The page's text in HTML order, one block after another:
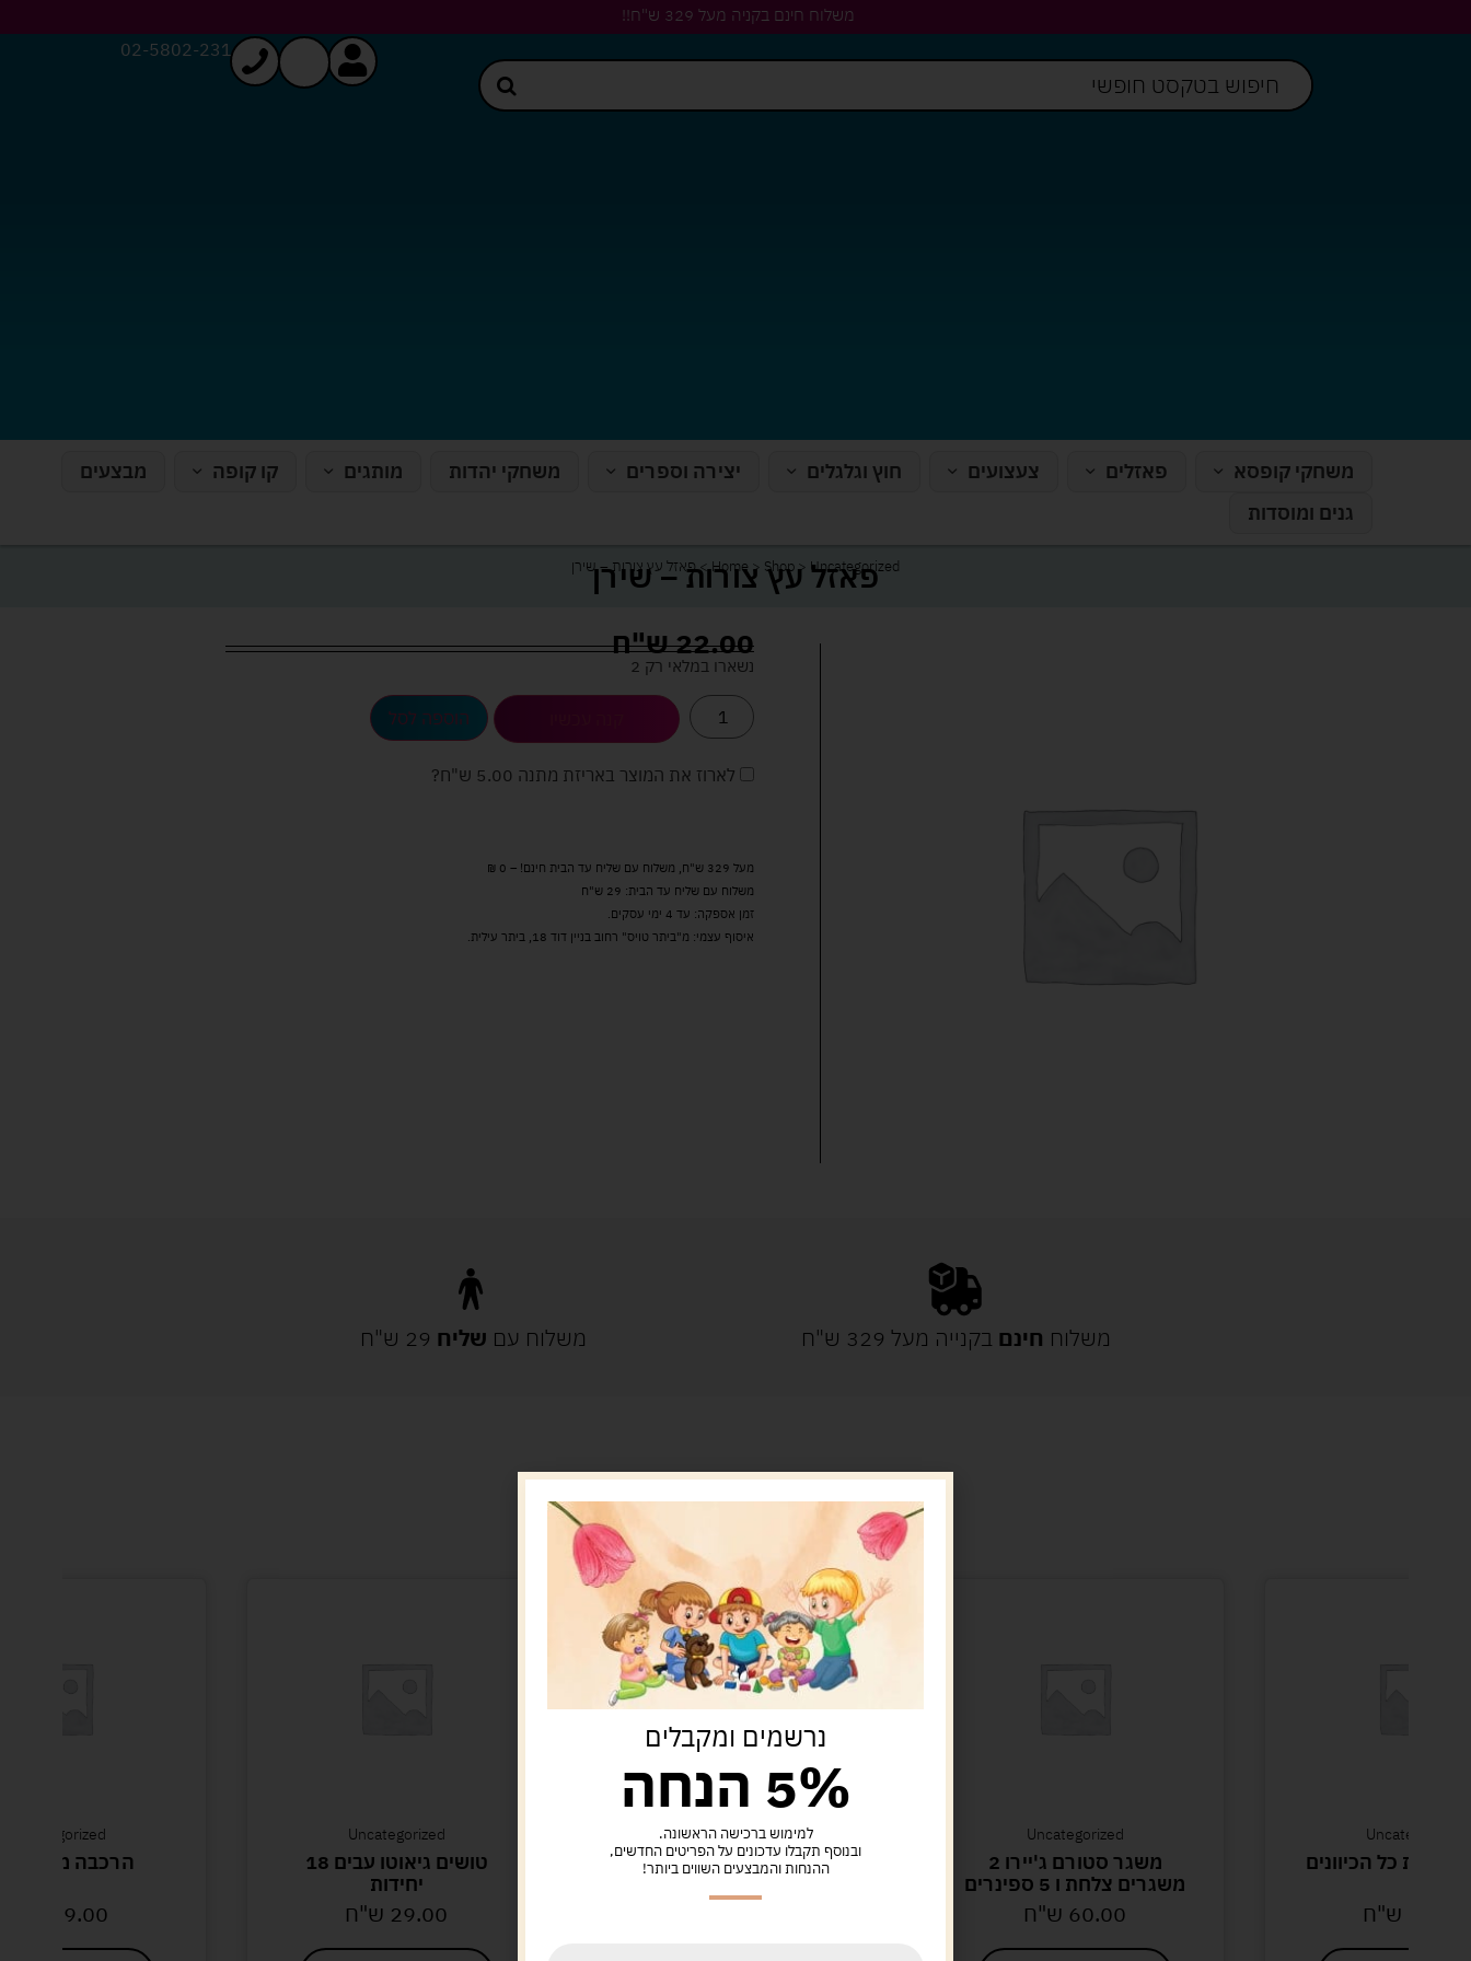
משלוח חינם בקניה מעל 329 ש"ח!!
02-5802-231
משחקי קופסא פאזלים צעצועים חוץ וגלגלים יצירה וספרים משחקי יהדות מותגים קו קופה
מבצעים
גנים ומוסדות
Home > Shop> Uncategorized
>פאזל עץ צורות – שירן
פאזל עץ צורות – שירן
22.00ש"ח
נשארו במלאי רק 2
הוספה לסל
לארוז את המוצר באריזת מתנה 5.00 ש"ח ?
מעל 329 ש"ח, משלוח עם שליח עד הבית חינם! – 0 ₪
משלוח עם שליח עד הבית: 29 ש"ח
זמן אספקה: עד 4 ימי עסקים.
איסוף עצמי: מ"ביתר טויס" רחוב בניין דוד 18, ביתר עילית.
משלוח חינם בקנייה מעל 329 ש"ח משלוח עם שליח 29 ש"ח
מוצרים קשורים
Uncategorized
כל הכיוונים
ש"ח
Uncategorized
משגר סטורם ג'יירו 2
משגרים צלחת ו 5 ספינרים
60.00 ש"ח
Uncategorized
מנורת אקווריום נוצצת
Uncategorized
טושים גיאוטו עבים 18
יחידות
29.00 ש"ח
Uncategorized
הרכבה מתכת
39.00
נרשמים ומקבלים
5% הנחה
למימוש ברכישה הראשונה.
ובנוסף תקבלו עדכונים על הפריטים החדשים,
ההנחות והמבצעים השווים ביותר!